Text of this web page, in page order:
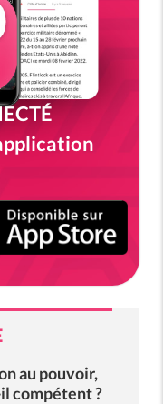
au pouvoir,
compétent ?